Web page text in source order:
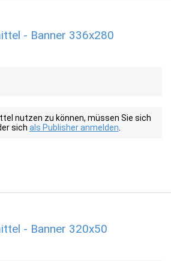
- Banner 336x280
nutzen zu können, müssen Sie sich
sich als Publisher anmelden
- Banner 320x50